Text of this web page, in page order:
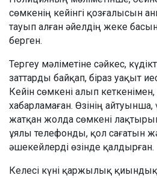
сөмкенің кейінгі қозғалысын
тауып алған әйелдің жеке
берген.
Тергеу мәліметіне сәйкес,
заттарды байқап, біраз уақыт
Кейін сөмкені алып
хабарламаған. Өзінің айтуынша,
жатқан жолда сөмкені лақтырып
ұялы телефонды, қол сағатын
әшекейлерді өзінде қалдырған.
Келесі күні қаржылық